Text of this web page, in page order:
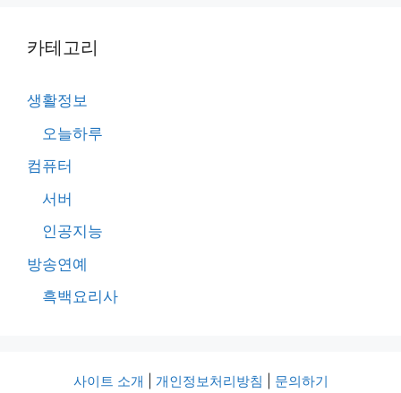
카테고리
생활정보
오늘하루
컴퓨터
서버
인공지능
방송연예
흑백요리사
사이트 소개 개인정보처리방침 문의하기